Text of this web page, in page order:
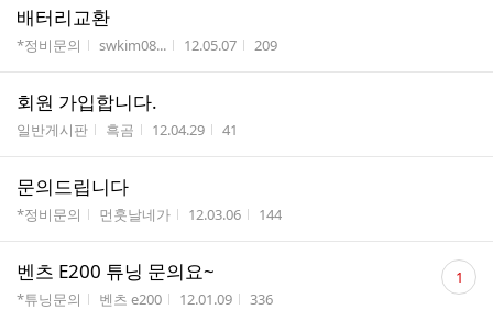
배터리교환
게시판명
*정비문의 작성자
swkim08... 작성시간
12.05.07 조회수
209
회원 가입합니다.
게시판명
일반게시판 작성자
흑곰 작성시간
12.04.29 조회수
41
문의드립니다
게시판명
*정비문의 작성자
먼훗날네가 작성시간
12.03.06 조회수
144
벤츠 E200 튜닝 문의요~
게시판명
*튜닝문의 작성자
벤츠 e200 작성시간
12.01.09 조회수
336
댓
글 1